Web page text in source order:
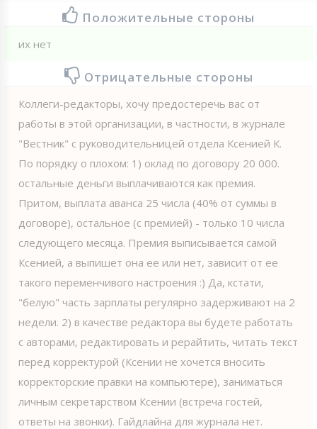
Положительные стороны
их нет
Отрицательные стороны
Коллеги-редакторы, хочу предостеречь вас от
работы в этой организации, в частности, в журнале
"Вестник" с руководительницей отдела Ксенией К.
По порядку о плохом: 1) оклад по договору 20 000.
остальные деньги выплачиваются как премия.
Притом, выплата аванса 25 числа (40% от суммы в
договоре), остальное (с премией) - только 10 числа
следующего месяца. Премия выписывается самой
Ксенией, а выпишет она ее или нет, зависит от ее
такого переменчивого настроения :) Да, кстати,
"белую" часть зарплаты регулярно задерживают на 2
недели. 2) в качестве редактора вы будете работать
с авторами, редактировать и рерайтить, читать текст
перед корректурой (Ксении не хочется вносить
корректорские правки на компьютере), заниматься
личным секретарством Ксении (встреча гостей,
ответы на звонки). Гайдлайна для журнала нет.